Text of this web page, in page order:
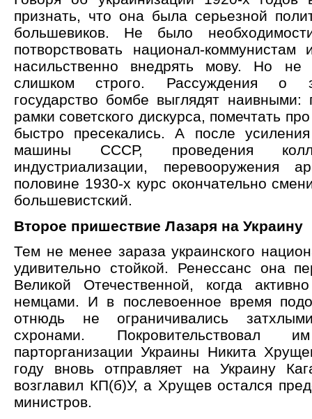
признать, что она была серьезной
большевиков. Не было
потворствовать национал-
насильственно внедрять мову. Но не
слишком строго. Рассуждения о
государство бомбе выглядят наивными:
рамки советского дискурса, помечтать
быстро пресекались. А после усиления
машины СССР, проведения
индустриализации, перевооружения
половине 1930-х курс окончательно
большевистский.
Второе пришествие Лазаря на Украину
Тем не менее зараза украинского
удивительно стойкой. Ренессанс она
Великой Отечественной, когда
немцами. И в послевоенное время
отнюдь не ограничивались
схронами.
парторганизации Украины Никита
году вновь отправляет на Украину
возглавил КП(б)У, а Хрущев остался
министров.